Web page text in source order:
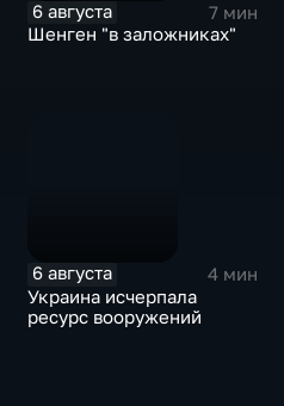
6 августа
7 мин
Шенген "в заложниках"
6 августа
4 мин
Украина исчерпала
ресурс вооружений